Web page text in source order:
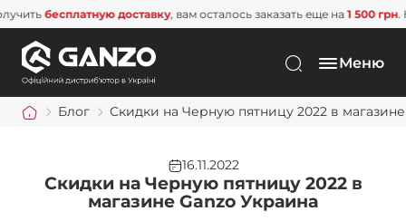
доставку, вам осталось заказать еще на1 500 грн. Не упустите
Меню
Блог Скидки на Черную пятницу 2022 в
16.11.2022
Скидки на Черную пятницу 2022 в
магазине Ganzo Украина